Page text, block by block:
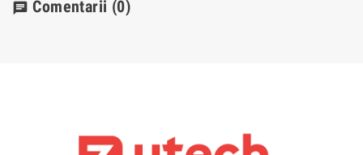
chat Comentarii (0)